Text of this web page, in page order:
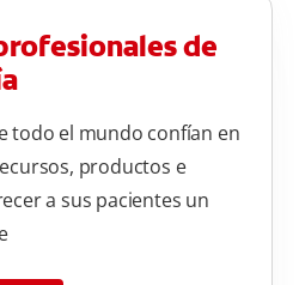
de
todo el mundo confían en
productos e
a sus pacientes un